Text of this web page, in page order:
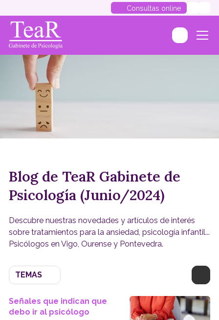
Consultas online
Blog de TeaR Gabinete de
Psicología (Junio/2024)
Descubre nuestras novedades y artículos de interés
sobre tratamientos para la ansiedad, psicología infantil...
Psicólogos en Vigo, Ourense y Pontevedra.
TEMAS
Señales que indican que
debo ir al psicólogo